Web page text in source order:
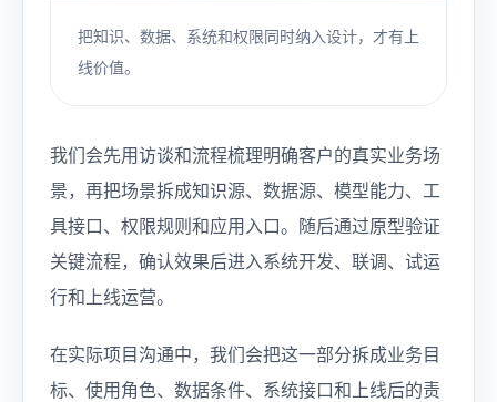
把知识、数据、系统和权限同时纳入设计，才有上
线价值。
我们会先用访谈和流程梳理明确客户的真实业务场
景，再把场景拆成知识源、数据源、模型能力、工
具接口、权限规则和应用入口。随后通过原型验证
关键流程，确认效果后进入系统开发、联调、试运
行和上线运营。
在实际项目沟通中，我们会把这一部分拆成业务目
标、使用角色、数据条件、系统接口和上线后的责